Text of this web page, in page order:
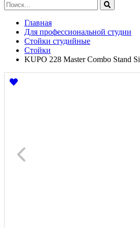
Главная
Для профессиональной студии
Стойки студийные
Стойки
KUPO 228 Master Combo Stand